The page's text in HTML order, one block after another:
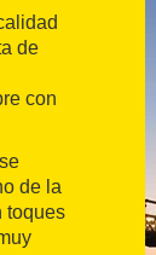
de
con
de la
toques